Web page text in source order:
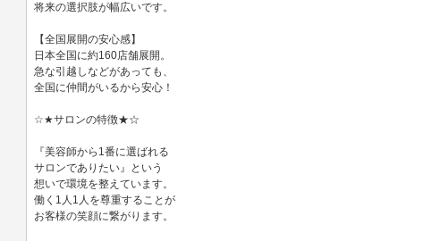
将来の選択肢が幅広いです。
【全国展開の安心感】
日本全国に約160店舗展開。
急な引越しなどがあっても、
全国に仲間がいるから安心！
☆★サロンの特徴★☆
『美容師から1番に選ばれる
サロンでありたい』という
想いで環境を整えています。
働く1人1人を尊重することが
お客様の笑顔に繋がります。